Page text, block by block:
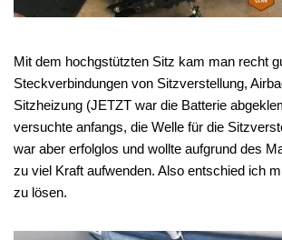
Mit dem hochgstützten Sitz kam man recht
Steckverbindungen von Sitzverstellung,
Sitzheizung (JETZT war die Batterie
versuchte anfangs, die Welle für die
war aber erfolglos und wollte aufgrund des
zu viel Kraft aufwenden. Also entschied ich
zu lösen.